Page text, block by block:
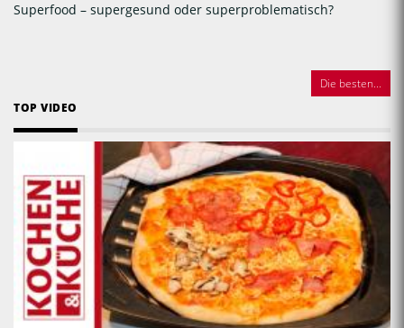
Superfood – supergesund oder superproblematisch?
Die besten...
TOP VIDEO